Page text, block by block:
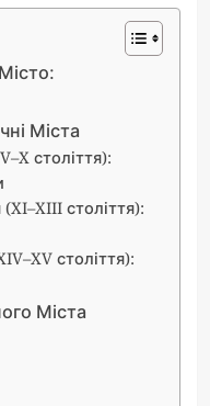
Міста
століття):
століття):
століття):
Міста